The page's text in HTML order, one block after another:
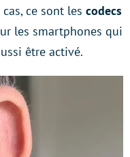
ce sont les codecs
les smartphones qui
être activé.